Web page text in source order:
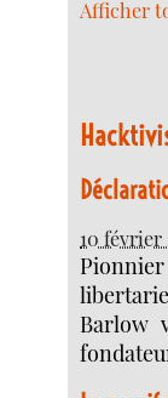
Afficher
10 février
Barlow